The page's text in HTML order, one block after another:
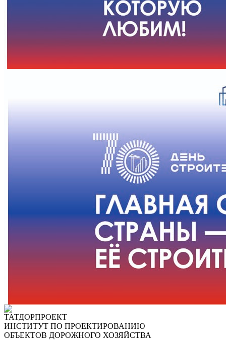
ТАТДОРПРОЕКТ
ИНСТИТУТ ПО ПРОЕКТИРОВАНИЮ
ОБЪЕКТОВ ДОРОЖНОГО ХОЗЯЙСТВА